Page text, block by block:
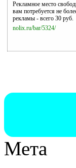
Рекламное место
вам потребуется не
рекламы - всего 30 руб.
nolix.ru/bar/5324/
Мета